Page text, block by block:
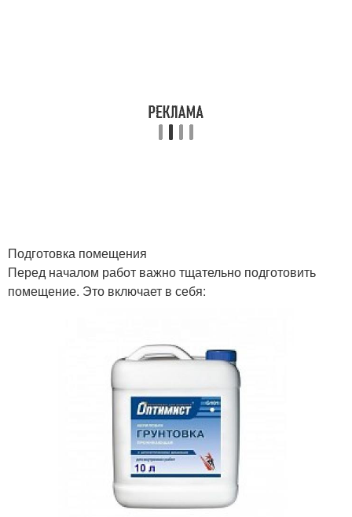
Подготовка помещения
Перед началом работ важно тщательно подготовить
помещение. Это включает в себя: